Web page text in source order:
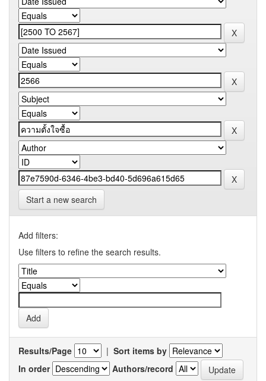
Start a new search
Add filters:
Use filters to refine the search results.
Results/Page | Sort items by
In order
Authors/record